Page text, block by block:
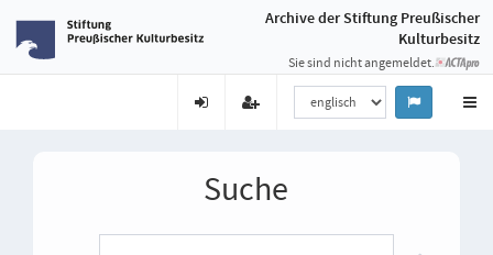
Archive der Stiftung Preußischer
Kulturbesitz
Sie sind nicht angemeldet.
Suche